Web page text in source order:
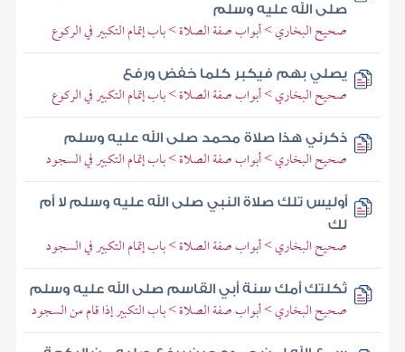
صلى الله عليه وسلم
صحيح البخاري > أبواب صفة الصلاة > باب إتمام التكبير في الركوع
يصلي بهم فيكبر كلما خفض ورفع
صحيح البخاري > أبواب صفة الصلاة > باب إتمام التكبير في الركوع
ذكرني هذا صلاة محمد صلى الله عليه وسلم
صحيح البخاري > أبواب صفة الصلاة > باب إتمام التكبير في السجود
أوليس تلك صلاة النبي صلى الله عليه وسلم لا أم
لك
صحيح البخاري > أبواب صفة الصلاة > باب إتمام التكبير في السجود
ثكلتك أمك سنة أبي القاسم صلى الله عليه وسلم
صحيح البخاري > أبواب صفة الصلاة > باب التكبير إذا قام من السجود